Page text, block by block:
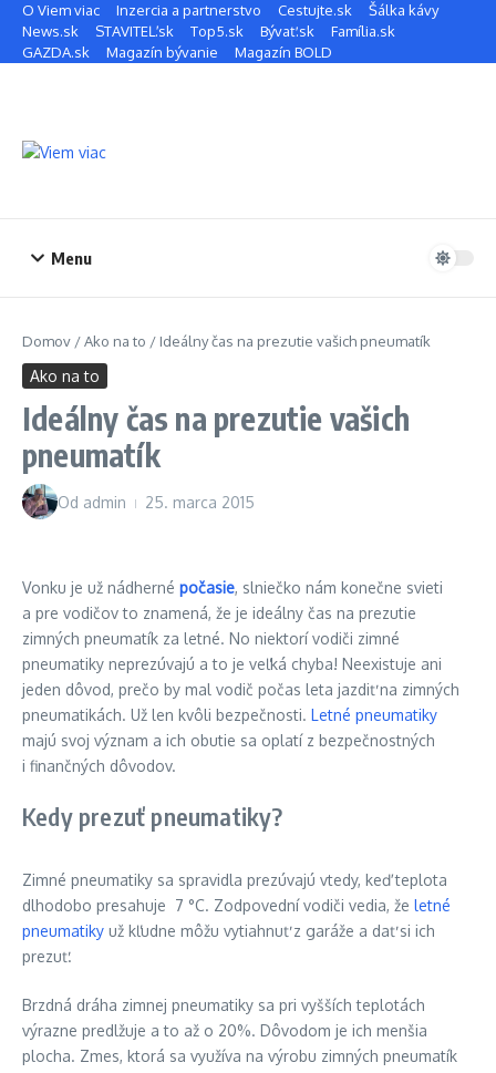
Preskočiť na obsah
O Viem viac Inzercia a partnerstvo Cestujte.sk
Šálka kávy
News.sk
STAVITEĽ.sk Top5.sk Bývať.sk
Família.sk
GAZDA.sk
Magazín bývanie Magazín BOLD
Menu
Domov /Ako na to / Ideálny čas na prezutie vašich pneumatík
Ako na to
Ideálny čas na prezutie vašich
pneumatík
Od admin 25. marca 2015
Vonku je už nádherné počasie, slniečko nám konečne svieti
a pre vodičov to znamená, že je ideálny čas na prezutie
zimných pneumatík za letné. No niektorí vodiči zimné
pneumatiky neprezúvajú a to je veľká chyba! Neexistuje ani
jeden dôvod, prečo by mal vodič počas leta jazdiť na zimných
pneumatikách. Už len kvôli bezpečnosti. Letné pneumatiky
majú svoj význam a ich obutie sa oplatí z bezpečnostných
i finančných dôvodov.
Kedy prezuť pneumatiky?
Zimné pneumatiky sa spravidla prezúvajú vtedy, keď teplota
dlhodobo presahuje 7 °C. Zodpovední vodiči vedia, že letné
pneumatiky už kľudne môžu vytiahnuť z garáže a dať si ich
prezuť.
Brzdná dráha zimnej pneumatiky sa pri vyšších teplotách
výrazne predlžuje a to až o 20%. Dôvodom je ich menšia
plocha. Zmes, ktorá sa využíva na výrobu zimných pneumatík